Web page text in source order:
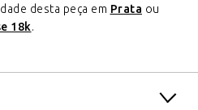
desta peça em Prata ou
18k.